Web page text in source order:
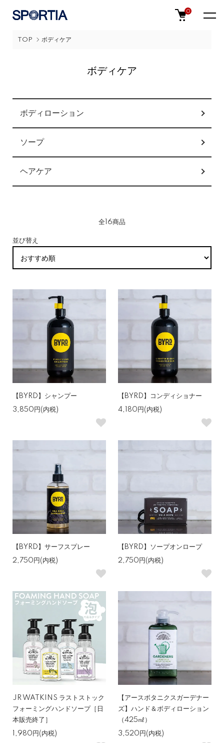
0
TOP ボディケア
ボディケア
カテゴリー一覧
ボディローション
ソープ
ヘアケア
全16商品
並び替え
【BYRD】シャンプー
3,850円(内税)
【BYRD】コンディショナー
4,180円(内税)
【BYRD】サーフスプレー
2,750円(内税)
【BYRD】ソープオンロープ
2,750円(内税)
JR WATKINS ラストストック
フォーミングハンドソープ［日
本販売終了］
1,980円(内税)
【アースボタニクスガーデナー
ズ】ハンド＆ボディローション
（425㎖）
3,520円(内税)